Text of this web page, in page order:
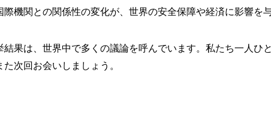
際機関との関係性の変化が、世界の安全保障や経済に影響を
結果は、世界中で多くの議論を呼んでいます。私たち一人ひ
次回お会いしましょう。